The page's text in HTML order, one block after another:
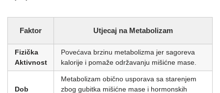
Faktor Utjecaj na Metabolizam
Fizička
Aktivnost
Povećava brzinu metabolizma jer sagoreva
kalorije i pomaže održavanju mišićne mase.
Dob
Metabolizam obično usporava sa starenjem
zbog gubitka mišićne mase i hormonskih